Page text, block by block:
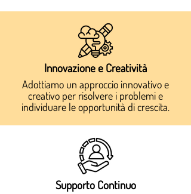
Innovazione e Creatività
Adottiamo un approccio innovativo e
creativo per risolvere i problemi e
individuare le opportunità di crescita.
Supporto Continuo